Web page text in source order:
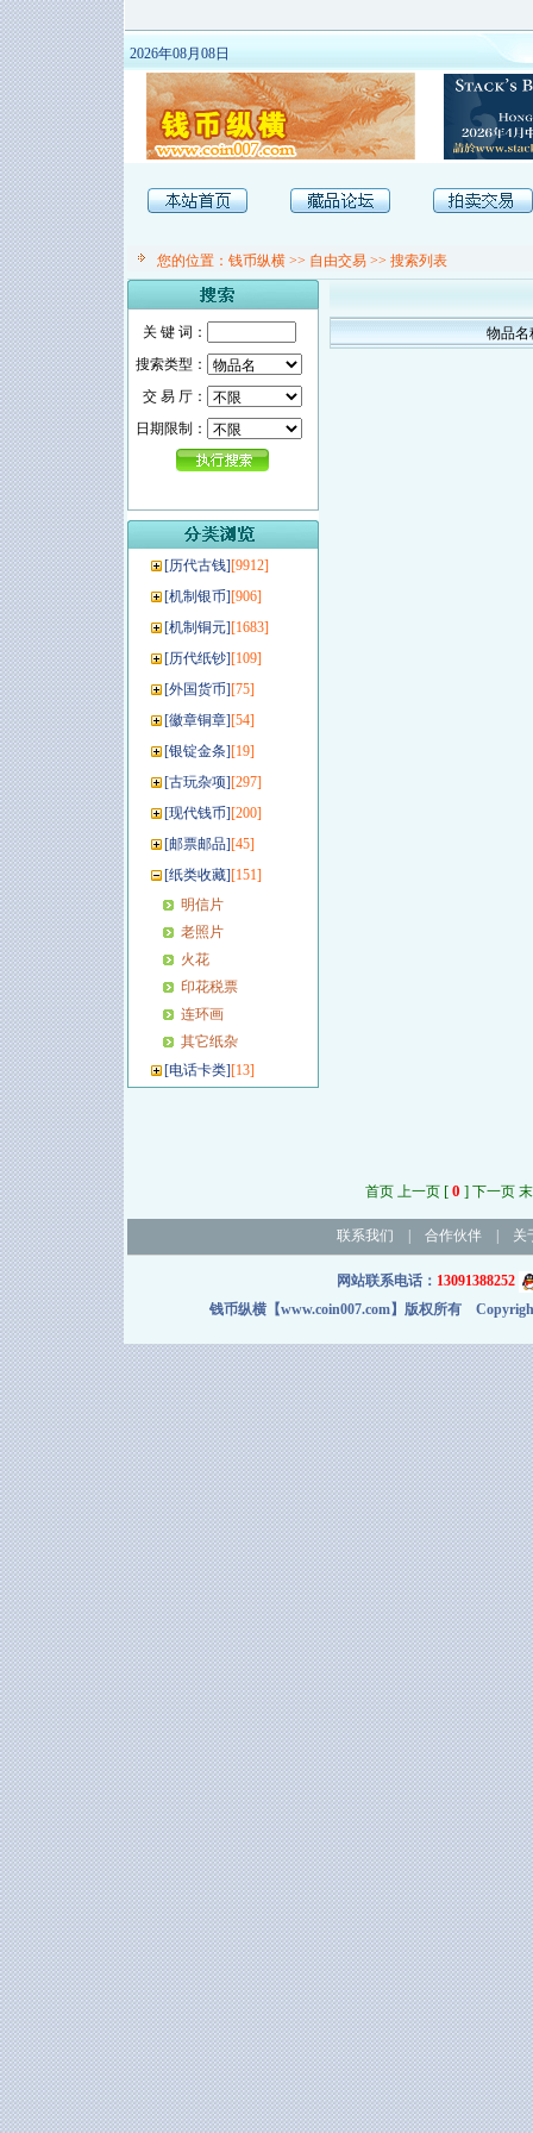
2026年08月08日
您的位置： 钱币纵横>> 自由交易>> 搜索列表
关 键 词：
搜索类型：
交 易 厅：
日期限制：
[历代古钱][9912]
[机制银币][906]
[机制铜元][1683]
[历代纸钞][109]
[外国货币][75]
[徽章铜章][54]
[银锭金条][19]
[古玩杂项][297]
[现代钱币][200]
[邮票邮品][45]
[纸类收藏][151]
明信片
老照片
火花
印花税票
连环画
其它纸杂
[电话卡类][13]
物品名
首页 上一页 [ 0 ] 下一页
联系我们 合作伙伴| 关
网站联系电话： 13091388252
钱币纵横【www.coin007.com】版权所有